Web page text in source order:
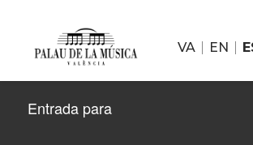
VA EN
Entrada para